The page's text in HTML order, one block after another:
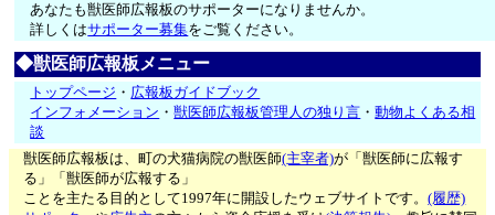
あなたも獣医師広報板のサポーターになりませんか。
詳しくはサポーター募集をご覧ください。
◆獣医師広報板メニュー
トップページ ・ 広報板ガイドブック
インフォメーション ・獣医師広報板管理人の独り言 ・動物よくある相
談
獣医師広報板は、町の犬猫病院の獣医師(主宰者)が「獣医師に広報す
る」「獣医師が広報する」
ことを主たる目的として1997年に開設したウェブサイトです。(履歴)